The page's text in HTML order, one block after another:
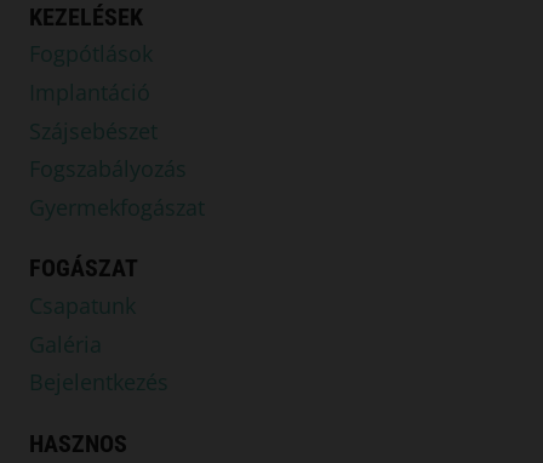
KEZELÉSEK
Fogpótlások
Implantáció
Szájsebészet
Fogszabályozás
Gyermekfogászat
FOGÁSZAT
Csapatunk
Galéria
Bejelentkezés
HASZNOS